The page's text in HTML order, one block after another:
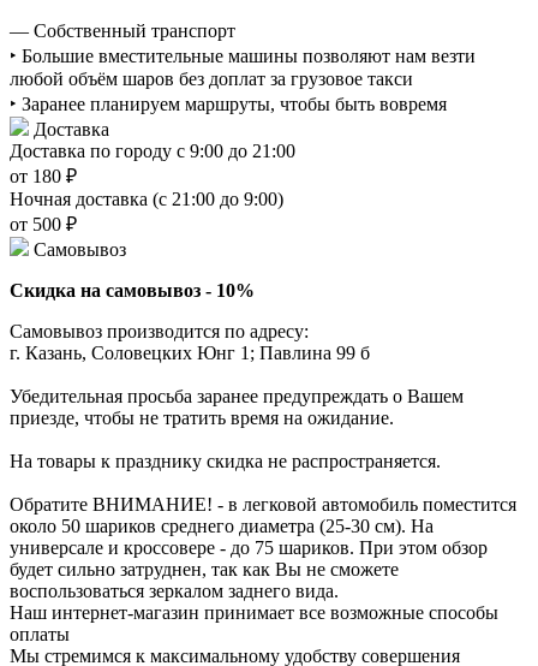
— Собственный транспорт
‣ Большие вместительные машины позволяют нам везти
любой объём шаров без доплат за грузовое такси
‣ Заранее планируем маршруты, чтобы быть вовремя
Доставка
Доставка по городу с 9:00 до 21:00
от 180 ₽
Ночная доставка (с 21:00 до 9:00)
от 500 ₽
Самовывоз
Скидка на самовывоз - 10%
Самовывоз производится по адресу:
г. Казань, Соловецких Юнг 1; Павлина 99 б
Убедительная просьба заранее предупреждать о Вашем
приезде, чтобы не тратить время на ожидание.
На товары к празднику скидка не распространяется.
Обратите ВНИМАНИЕ! - в легковой автомобиль поместится
около 50 шариков среднего диаметра (25-30 см). На
универсале и кроссовере - до 75 шариков. При этом обзор
будет сильно затруднен, так как Вы не сможете
воспользоваться зеркалом заднего вида.
Наш интернет-магазин принимает все возможные способы
оплаты
Мы стремимся к максимальному удобству совершения